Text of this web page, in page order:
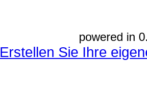
powered in
Erstellen Sie Ihre